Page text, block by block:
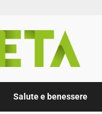
Salute e benessere